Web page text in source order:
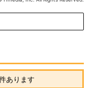
あります